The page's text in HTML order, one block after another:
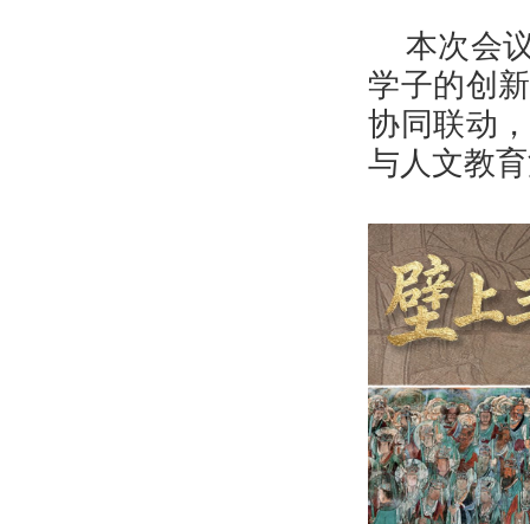
本次会
学子的创
协同联动
与人文教